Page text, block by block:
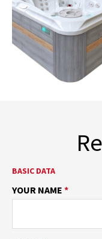
BASIC DATA
YOUR NAME *